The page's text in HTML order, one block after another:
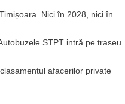
Nici în 2028, nici în
STPT intră pe traseu
afacerilor private